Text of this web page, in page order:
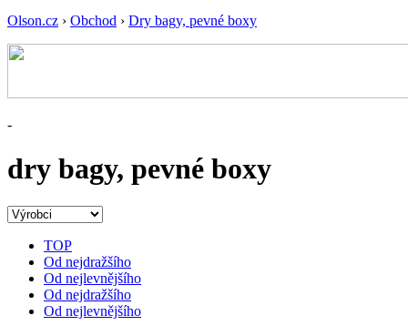
Olson.cz › Obchod › Dry bagy, pevné boxy
-
dry bagy, pevné boxy
TOP
Od nejdražšího
Od nejlevnějšího
Od nejdražšího
Od nejlevnějšího